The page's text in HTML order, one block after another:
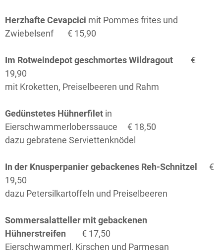
Herzhafte Cevapcici mit Pommes frites und
Zwiebelsenf
€ 15,90
Im Rotweindepot geschmortes Wildragout €
19,90
mit Kroketten, Preiselbeeren und Rahm
Gedünstetes Hühnerfilet in
Eierschwammerloberssauce € 18,50
dazu gebratene Serviettenknödel
In der Knusperpanier gebackenes Reh-Schnitzel
€
19,50
dazu Petersilkartoffeln und Preiselbeeren
Sommersalatteller mit gebackenen
Hühnerstreifen
€ 17,50
Eierschwammerl, Kirschen und Parmesan